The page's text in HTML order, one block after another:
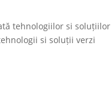
tehnologiilor si soluțiilor
tehnologii si soluții verzi